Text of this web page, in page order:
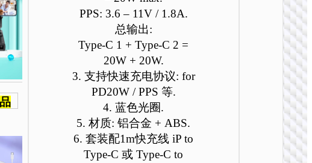
PPS: 3.6 – 11V / 1.8A.
总输出:
Type-C 1 + Type-C 2 =
20W + 20W.
3. 支持快速充电协议: for
PD20W / PPS 等.
4. 蓝色光圈.
5. 材质: 铝合金 + ABS.
6. 套装配1m快充线 iP to
Type-C 或 Type-C to